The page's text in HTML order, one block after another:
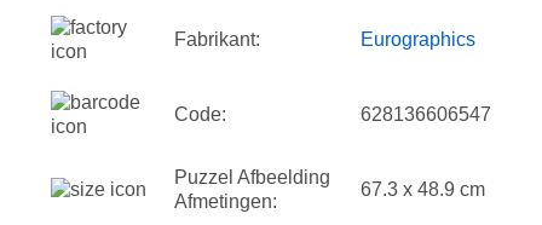
Fabrikant: Eurographics
Code: 628136606547
Puzzel Afbeelding
Afmetingen:
67.3 x 48.9 cm